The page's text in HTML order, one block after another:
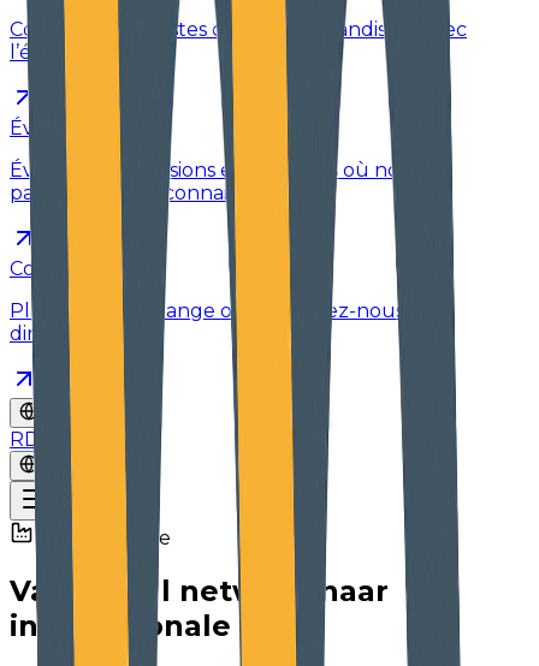
Consultez les postes ouverts et grandissez avec
l’équipe
Événements
Événements, sessions et moments où nous
partageons nos connaissances
Contact
Planifiez un échange ou contactez-nous
directement
RDV
Maakindustrie
Van lokaal netwerk naar
internationale groei